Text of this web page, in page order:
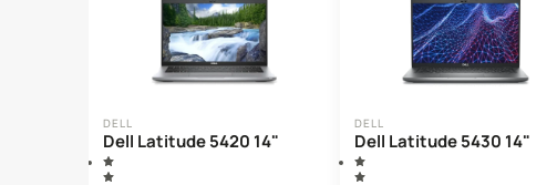
DELL
Dell Latitude 5420 14"
DELL
Dell Latitude 5430 14"